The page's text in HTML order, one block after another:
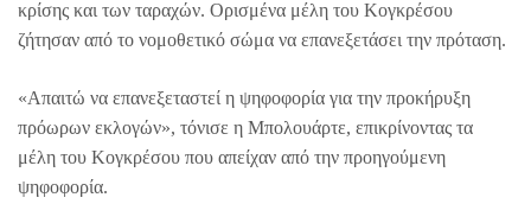
κρίσης και των ταραχών. Ορισμένα μέλη του Κογκρέσου
ζήτησαν από το νομοθετικό σώμα να επανεξετάσει την πρόταση.
«Απαιτώ να επανεξεταστεί η ψηφοφορία για την προκήρυξη
πρόωρων εκλογών», τόνισε η Μπολουάρτε, επικρίνοντας τα
μέλη του Κογκρέσου που απείχαν από την προηγούμενη
ψηφοφορία.